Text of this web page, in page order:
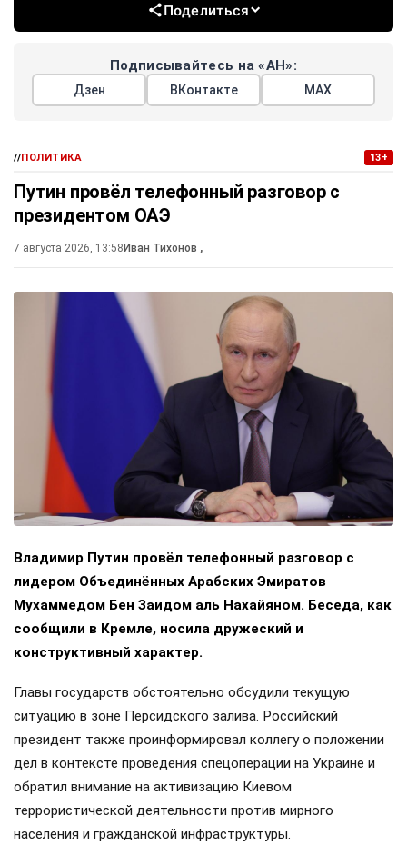
Поделиться
Подписывайтесь на «АН»:
Дзен ВКонтакте МАХ
//ПОЛИТИКА 13+
Путин провёл телефонный разговор с
президентом ОАЭ
7 августа 2026, 13:58 Иван Тихонов ,
Владимир Путин провёл телефонный разговор с
лидером Объединённых Арабских Эмиратов
Мухаммедом Бен Заидом аль Нахайяном. Беседа, как
сообщили в Кремле, носила дружеский и
конструктивный характер.
Главы государств обстоятельно обсудили текущую
ситуацию в зоне Персидского залива. Российский
президент также проинформировал коллегу о положении
дел в контексте проведения спецоперации на Украине и
обратил внимание на активизацию Киевом
террористической деятельности против мирного
населения и гражданской инфраструктуры.